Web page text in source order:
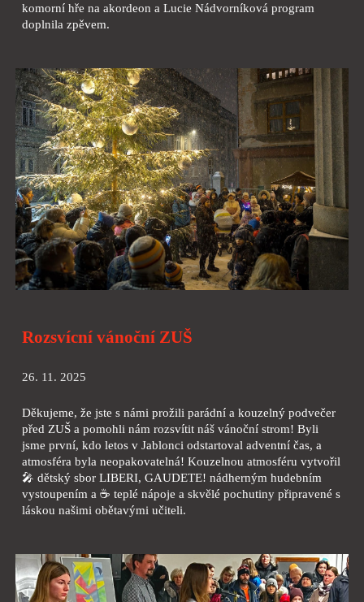
komorní hře na akordeon a Lucie Nádvorníková program
doplnila zpěvem.
Rozsvícní vánoční ZUŠ
26. 11. 2025
Děkujeme, že jste s námi prožili parádní a kouzelný podvečer
před ZUŠ a pomohli nám rozsvítit náš vánoční strom! Byli
jsme první, kdo letos v Jablonci odstartoval adventní čas, a
atmosféra byla neopakovatelná! Kouzelnou atmosféru vytvořil
🎤 dětský sbor LIBERI, GAUDETE! nádherným hudebním
vystoupením a ☕ teplé nápoje a skvělé pochutiny připravené s
láskou našimi obětavými učiteli.